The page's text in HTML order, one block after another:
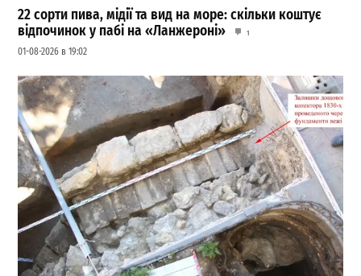
22 сорти пива, мідії та вид на море: скільки коштує
відпочинок у пабі на «Ланжероні»
1
01-08-2026 в 19:02